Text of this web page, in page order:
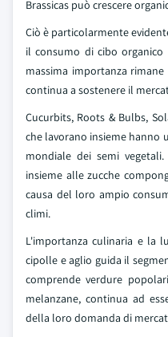
Brassicas può crescere
Ciò è particolarmente
il consumo di cibo organico
massima importanza
continua a sostenere il
Cucurbits, Roots & Bulbs,
che lavorano insieme
mondiale dei semi
insieme alle zucche
causa del loro ampio
climi.
L'importanza culinaria e la
cipolle e aglio guida il
comprende verdure
melanzane, continua ad
della loro domanda di